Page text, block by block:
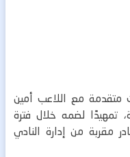
مع اللاعب أمين
تمهيدًا لضمه خلال فترة
مقربة من إدارة النادي